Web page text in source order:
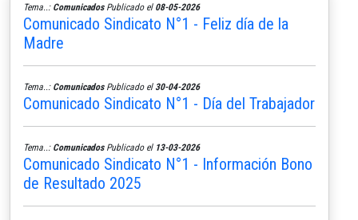
Tema..: ComunicadosPublicado el 08-05-2026
Comunicado Sindicato N°1 - Feliz día de la
Madre
Tema..: ComunicadosPublicado el 30-04-2026
Comunicado Sindicato N°1 - Día del Trabajador
Tema..: ComunicadosPublicado el 13-03-2026
Comunicado Sindicato N°1 - Información Bono
de Resultado 2025